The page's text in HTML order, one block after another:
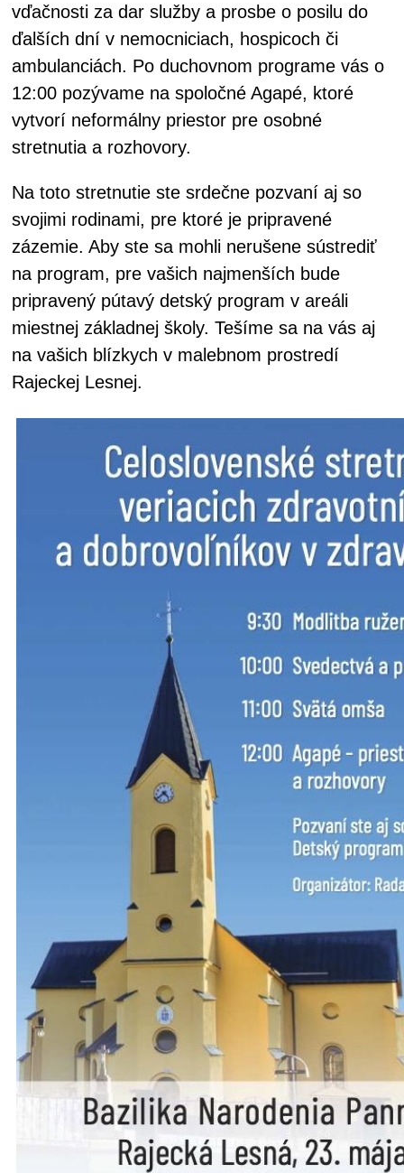
vďačnosti za dar služby a prosbe o posilu do
ďalších dní v nemocniciach, hospicoch či
ambulanciách. Po duchovnom programe vás o
12:00 pozývame na spoločné Agapé, ktoré
vytvorí neformálny priestor pre osobné
stretnutia a rozhovory.
Na toto stretnutie ste srdečne pozvaní aj so
svojimi rodinami, pre ktoré je pripravené
zázemie. Aby ste sa mohli nerušene sústrediť
na program, pre vašich najmenších bude
pripravený pútavý detský program v areáli
miestnej základnej školy. Tešíme sa na vás aj
na vašich blízkych v malebnom prostredí
Rajeckej Lesnej.